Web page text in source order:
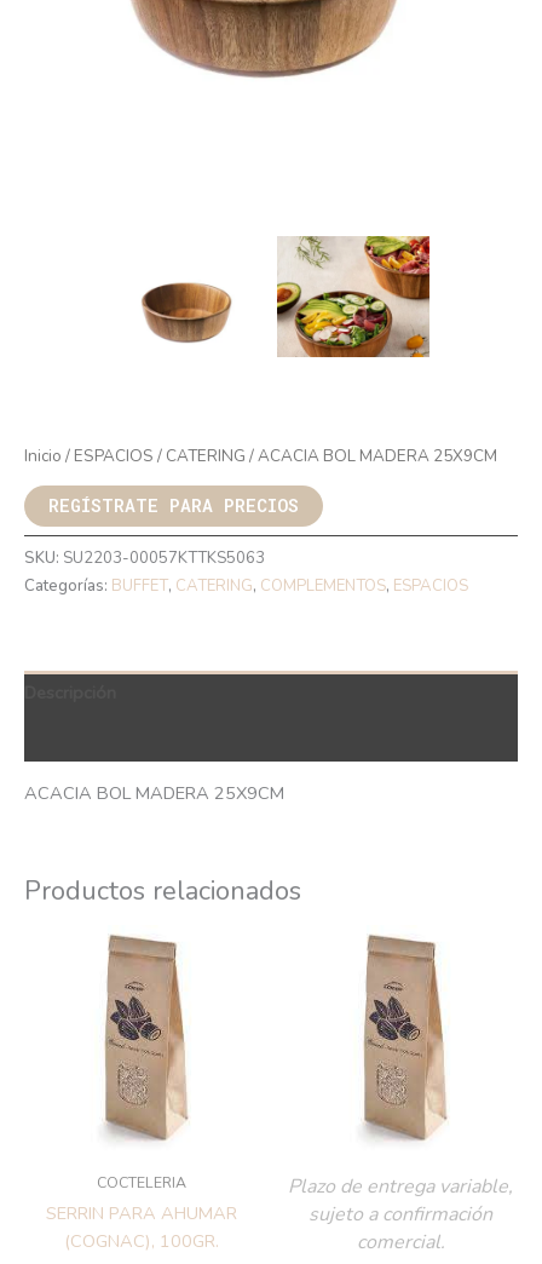
Inicio / ESPACIOS / CATERING / ACACIA BOL MADERA 25X9CM
REGÍSTRATE PARA PRECIOS
SKU: SU2203-00057KTTKS5063
Categorías: BUFFET, CATERING, COMPLEMENTOS, ESPACIOS
ACACIA BOL MADERA 25X9CM
Productos relacionados
COCTELERIA
SERRIN PARA AHUMAR
(COGNAC), 100GR.
Plazo de entrega variable,
sujeto a confirmación
comercial.